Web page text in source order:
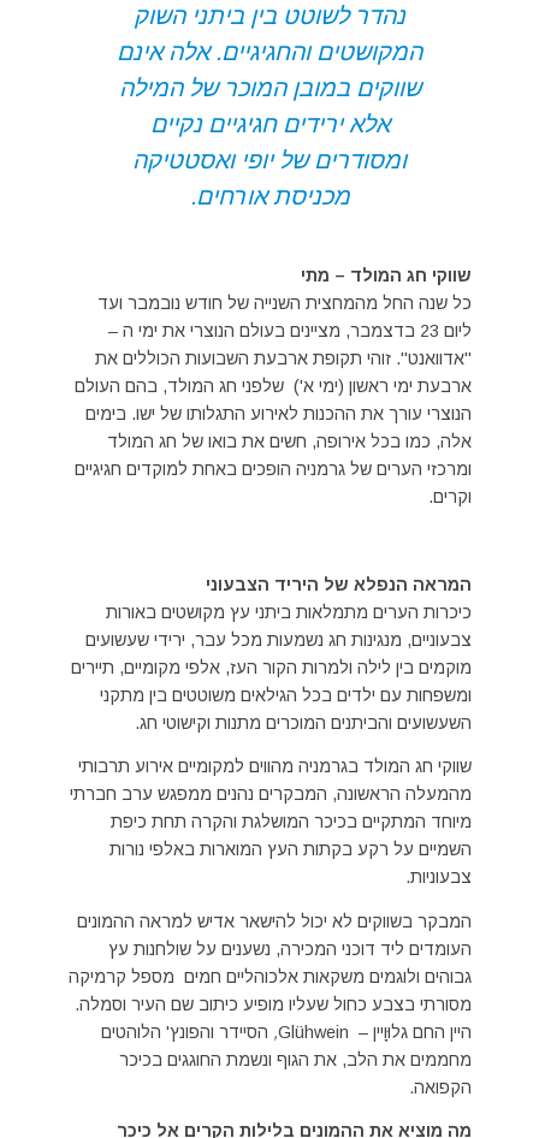
נהדר לשוטט בין ביתני השוק
המקושטים והחגיגיים. אלה אינם
שווקים במובן המוכר של המילה
אלא ירידים חגיגיים נקיים
ומסודרים של יופי ואסטטיקה
מכניסת אורחים.
שווקי חג המולד – מתי
כל שנה החל מהמחצית השנייה של חודש נובמבר ועד
ליום 23 בדצמבר, מציינים בעולם הנוצרי את ימי ה –
"אדוואנט". זוהי תקופת ארבעת השבועות הכוללים את
ארבעת ימי ראשון (ימי א') שלפני חג המולד, בהם העולם
הנוצרי עורך את ההכנות לאירוע התגלותו של ישו. בימים
אלה, כמו בכל אירופה, חשים את בואו של חג המולד
ומרכזי הערים של גרמניה הופכים באחת למוקדים חגיגיים
וקרים.
המראה הנפלא של היריד הצבעוני
כיכרות הערים מתמלאות ביתני עץ מקושטים באורות
צבעוניים, מנגינות חג נשמעות מכל עבר, ירידי שעשועים
מוקמים בין לילה ולמרות הקור העז, אלפי מקומיים, תיירים
ומשפחות עם ילדים בכל הגילאים משוטטים בין מתקני
השעשועים והביתנים המוכרים מתנות וקישוטי חג.
שווקי חג המולד בגרמניה מהווים למקומיים אירוע תרבותי
מהמעלה הראשונה, המבקרים נהנים ממפגש ערב חברתי
מיוחד המתקיים בכיכר המושלגת והקרה תחת כיפת
השמיים על רקע בקתות העץ המוארות באלפי נורות
צבעוניות.
המבקר בשווקים לא יכול להישאר אדיש למראה ההמונים
העומדים ליד דוכני המכירה, נשענים על שולחנות עץ
גבוהים ולוגמים משקאות אלכוהליים חמים מספל קרמיקה
מסורתי בצבע כחול שעליו מופיע כיתוב שם העיר וסמלה.
היין החם גלוּוָיין – Glühwein
, הסיידר והפונץ' הלוהטים
מחממים את הלב, את הגוף ונשמת החוגגים בכיכר
הקפואה.
מה מוציא את ההמונים בלילות הקרים אל כיכר